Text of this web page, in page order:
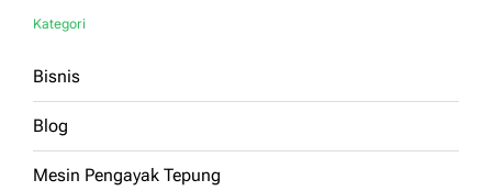
Kategori
Bisnis
Blog
Mesin Pengayak Tepung